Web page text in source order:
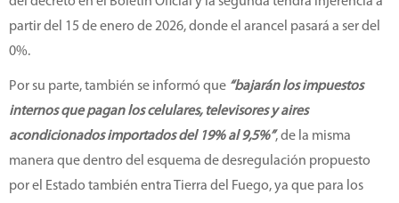
partir del 15 de enero de 2026, donde el arancel pasará a ser del
0%.
Por su parte, también se informó que “bajarán los impuestos
internos que pagan los celulares, televisores y aires
acondicionados importados del 19% al 9,5%”, de la misma
manera que dentro del esquema de desregulación propuesto
por el Estado también entra Tierra del Fuego, ya que para los